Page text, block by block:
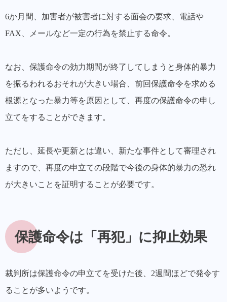
6か月間、加害者が被害者に対する面会の要求、電話や
FAX、メールなど一定の行為を禁止する命令。
なお、保護命令の効力期間が終了してしまうと身体的暴力
を振るわれるおそれが大きい場合、前回保護命令を求める
根源となった暴力等を原因として、再度の保護命令の申し
立てをすることができます。
ただし、延長や更新とは違い、新たな事件として審理され
ますので、再度の申立ての段階で今後の身体的暴力の恐れ
が大きいことを証明することが必要です。
保護命令は「再犯」に抑止効果
裁判所は保護命令の申立てを受けた後、 2週間ほどで発令す
ることが多いようです。